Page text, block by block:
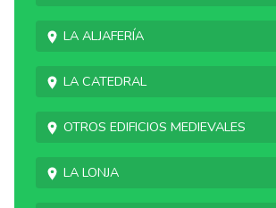
La Aljafería
La catedral
Otros edificios medievales
La Lonja